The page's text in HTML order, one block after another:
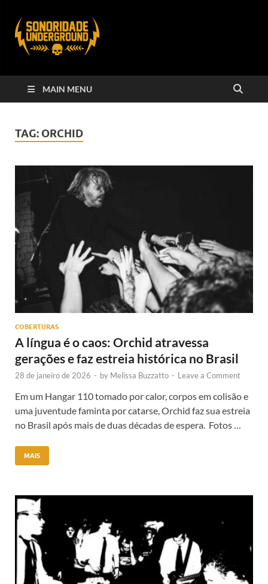
MAIN MENU
TAG: ORCHID
COBERTURAS
A língua é o caos: Orchid atravessa
gerações e faz estreia histórica no Brasil
28 de janeiro de 2026 - by Melissa Buzzatto - Leave a Comment
Em um Hangar 110 tomado por calor, corpos em colisão e
uma juventude faminta por catarse, Orchid faz sua estreia
no Brasil após mais de duas décadas de espera. Fotos …
MAIS